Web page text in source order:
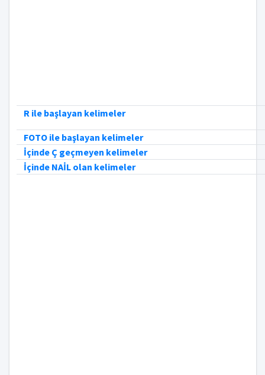
R ile başlayan kelimeler
FOTO ile başlayan kelimeler
İçinde Ç geçmeyen kelimeler
İçinde NAİL olan kelimeler